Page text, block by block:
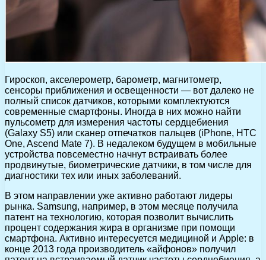
Гироскоп, акселерометр, барометр, магнитометр,
сенсоры приближения и освещенности — вот далеко не
полный список датчиков, которыми комплектуются
современные смартфоны. Иногда в них можно найти
пульсометр для измерения частоты сердцебиения
(Galaxy S5) или сканер отпечатков пальцев (iPhone, HTC
One, Ascend Mate 7). В недалеком будущем в мобильные
устройства повсеместно начнут встраивать более
продвинутые, биометрические датчики, в том числе для
диагностики тех или иных заболеваний.
В этом направлении уже активно работают лидеры
рынка. Samsung, например, в этом месяце получила
патент на технологию, которая позволит вычислить
процент содержания жира в организме при помощи
смартфона. Активно интересуется медициной и Apple: в
конце 2013 года производитель «айфонов» получил